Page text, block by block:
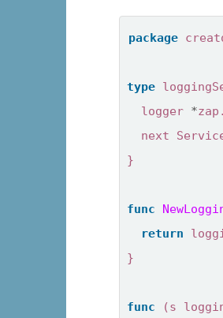
package
type
logger *zap .
next
}
func
return
}
func (s